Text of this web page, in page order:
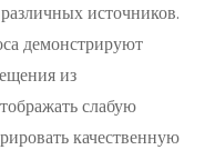
источников.
демонстрируют
из
слабую
качественную